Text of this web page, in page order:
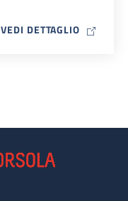
VEDI DETTAGLIO MAP ICON